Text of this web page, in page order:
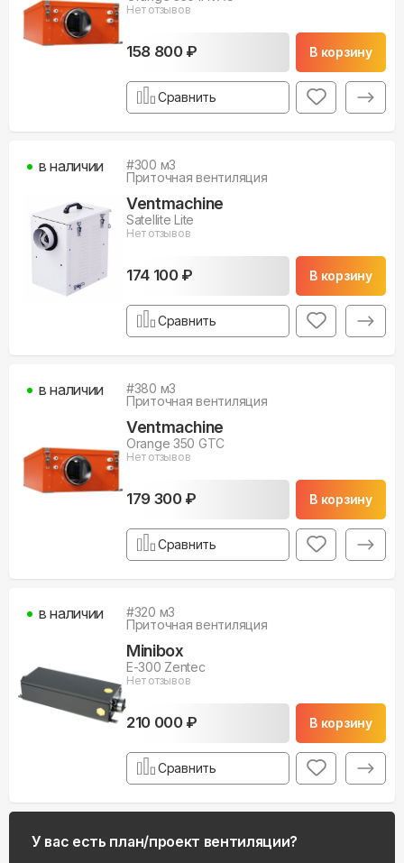
Нет отзывов
158 800 ₽ В корзину
Сравнить
#300 м3
Приточная вентиляция
Ventmachine
Satellite Lite
Нет отзывов
174 100 ₽ В корзину
в наличии
Сравнить
#380 м3
Приточная вентиляция
Ventmachine
Orange 350 GTC
Нет отзывов
179 300 ₽ В корзину
в наличии
Сравнить
#320 м3
Приточная вентиляция
Minibox
E-300 Zentec
Нет отзывов
210 000 ₽ В корзину
в наличии
Сравнить
У вас есть план/проект вентиляции?